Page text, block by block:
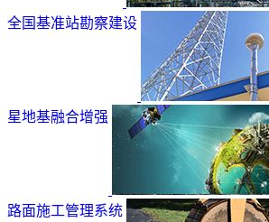
全国基准站勘察建设
星地基融合增强
路面施工管理系统